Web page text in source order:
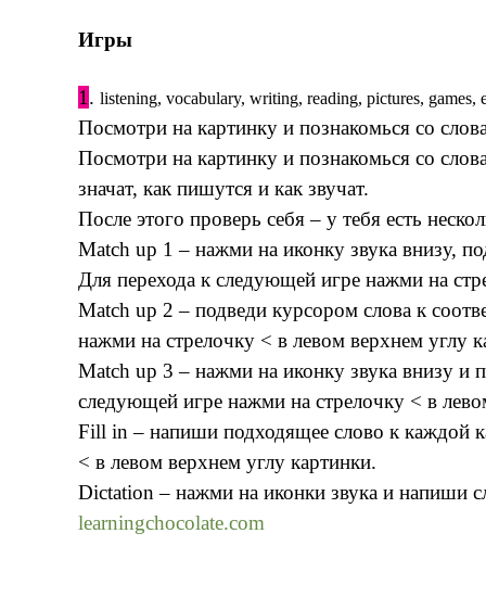
Игры
1 . listening, vocabulary, writing, reading, pictures, games,
Посмотри на картинку и познакомься со
Посмотри на картинку и познакомься со
значат, как пишутся и как звучат.
После этого проверь себя – у тебя есть
Match up 1 – нажми на иконку звука внизу,
Для перехода к следующей игре нажми на
Match up 2 – подведи курсором слова к
нажми на стрелочку < в левом верхнем углу
Match up 3 – нажми на иконку звука внизу и
следующей игре нажми на стрелочку < в
Fill in – напиши подходящее слово к каждой
< в левом верхнем углу картинки.
Dictation – нажми на иконки звука и напиши
learningchocolate.com